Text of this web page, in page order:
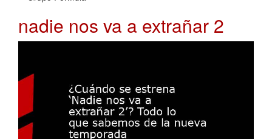
nadie nos va a extrañar 2